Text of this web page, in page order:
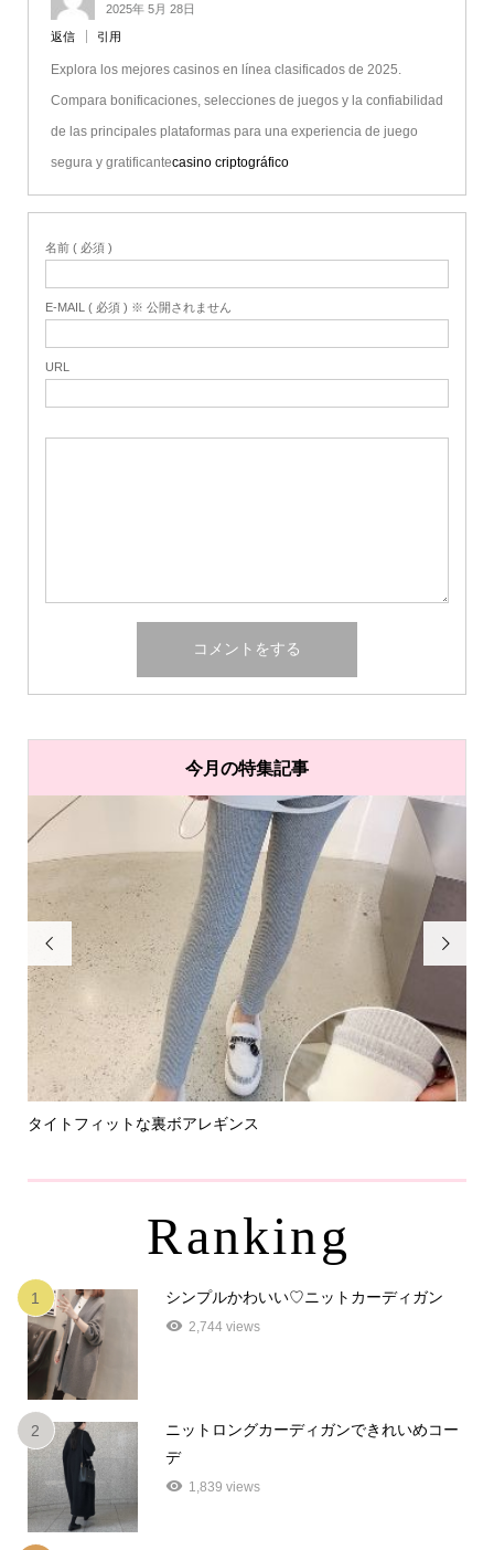
2025年 5月 28日
返信 引用
Explora los mejores casinos en línea clasificados de 2025.
Compara bonificaciones, selecciones de juegos y la confiabilidad
de las principales plataformas para una experiencia de juego
segura y gratificantecasino criptográfico
名前 ( 必須 )
E-MAIL ( 必須 ) ※ 公開されません
URL
今月の特集記事

タイトフィットな裏ボアレギンス

Ranking
1 シンプルかわいい♡ニットカーディガン
2,744 views
2
ニットロングカーディガンできれいめコー
デ
1,839 views